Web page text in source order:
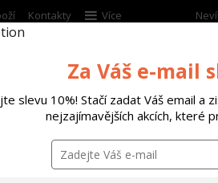
Kontakty Více
DOPLŇKY
tílko Senora Long Tail T-Shirt
Za Váš e-mail
slevu 10%! Stačí zadat Váš email a
nejzajímavějších akcích, které